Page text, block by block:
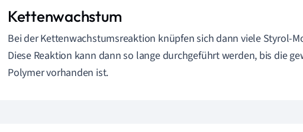
Kettenwachstum
Bei der Kettenwachstumsreaktion knüpfen sich dann viele Styrol-
Diese Reaktion kann dann so lange durchgeführt werden, bis die
Polymer vorhanden ist.